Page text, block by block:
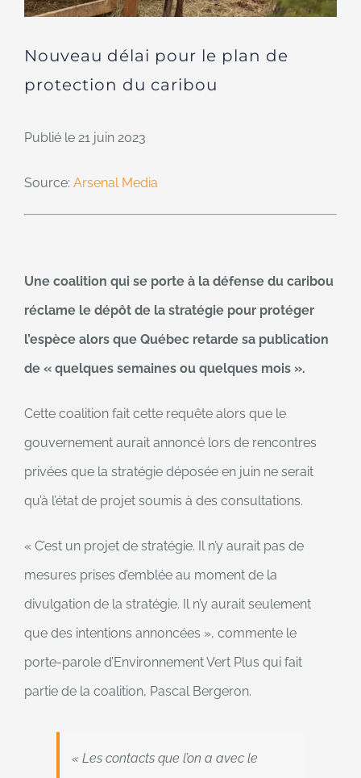
Nouveau délai pour le plan de
protection du caribou
Publié le 21 juin 2023
Source: Arsenal Media
Une coalition qui se porte à la défense du caribou
réclame le dépôt de la stratégie pour protéger
l’espèce alors que Québec retarde sa publication
de « quelques semaines ou quelques mois ».
Cette coalition fait cette requête alors que le
gouvernement aurait annoncé lors de rencontres
privées que la stratégie déposée en juin ne serait
qu’à l’état de projet soumis à des consultations.
« C’est un projet de stratégie. Il n’y aurait pas de
mesures prises d’emblée au moment de la
divulgation de la stratégie. Il n’y aurait seulement
que des intentions annoncées », commente le
porte-parole d’Environnement Vert Plus qui fait
partie de la coalition, Pascal Bergeron.
« Les contacts que l’on a avec le